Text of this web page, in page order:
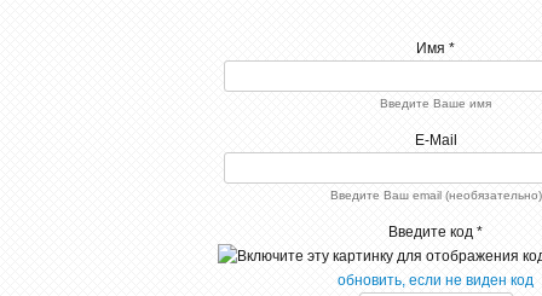
Имя *
Введите Ваше имя
E-Mail
Введите Ваш email (необязательно)
Введите код *
обновить, если не виден код